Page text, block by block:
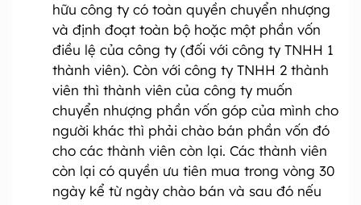
hữu công ty có toàn quyền chuyển nhượng
và định đoạt toàn bộ hoặc một phần vốn
điều lệ của công ty (đối với công ty TNHH 1
thành viên). Còn với công ty TNHH 2 thành
viên thì thành viên của công ty muốn
chuyển nhượng phần vốn góp của mình cho
người khác thì phải chào bán phần vốn đó
cho các thành viên còn lại. Các thành viên
còn lại có quyền ưu tiên mua trong vòng 30
ngày kể từ ngày chào bán và sau đó nếu